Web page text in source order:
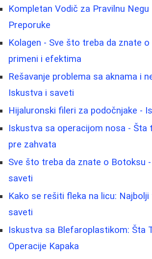
Kompletan Vodič za Pravilnu Negu
Preporuke
Kolagen - Sve što treba da znate o
primeni i efektima
Rešavanje problema sa aknama i
Iskustva i saveti
Hijaluronski fileri za podočnjake -
Iskustva sa operacijom nosa - Šta
pre zahvata
Sve što treba da znate o Botoksu
saveti
Kako se rešiti fleka na licu:
saveti
Iskustva sa Blefaroplastikom: Šta
Operacije Kapaka